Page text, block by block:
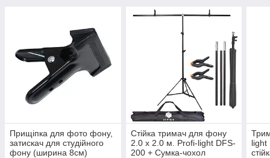
Прищіпка для фото фону,
затискач для студійного
фону (ширина 8см)
Стійка тримач для фону
2.0 х 2.0 м. Profi-light DFS-
200 + Сумка-чохол
light